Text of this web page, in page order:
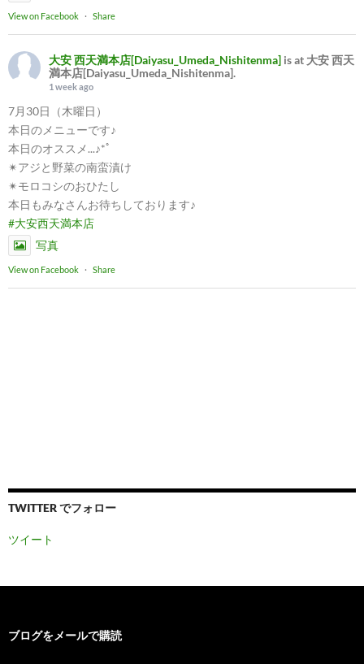
View on Facebook · Share
大安 西天満本店[Daiyasu_Umeda_Nishitenma] is at 大安 西天
満本店[Daiyasu_Umeda_Nishitenma].
1 week ago
7月30日（木曜日）
本日のメニューです♪
本日のオススメ...♪*ﾟ
✴︎アジと野菜の南蛮漬け
✴︎モロコシのおひたし
本日もみなさんお待ちしております♪
#大安西天満本店
写真
View on Facebook · Share
TWITTER でフォロー
ツイート
ブログをメールで購読